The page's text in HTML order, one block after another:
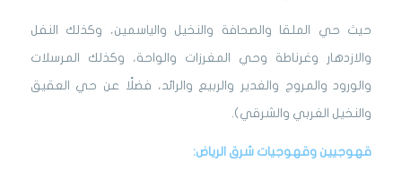
حيث حي الملقا والصحافة والنخيل والياسمين، وكذلك النفل
والازدهار وغرناطة وحي المغرزات والواحة، وكذلك المرسلات
والورود والمروج والغدير والربيع والرائد، فضلًا عن حي العقيق
والنخيل الغربي والشرقي).
قهوجيين وقهوجيات شرق الرياض: